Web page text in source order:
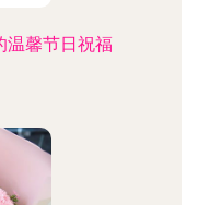
温馨节日祝福